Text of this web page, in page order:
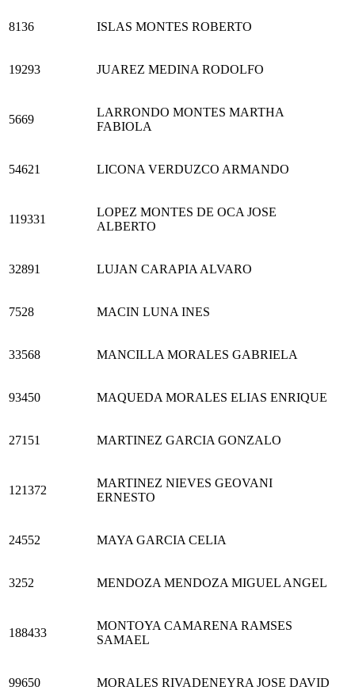
8136 ISLAS MONTES ROBERTO
19293 JUAREZ MEDINA RODOLFO
5669
LARRONDO MONTES MARTHA
FABIOLA
54621 LICONA VERDUZCO ARMANDO
119331
LOPEZ MONTES DE OCA JOSE
ALBERTO
32891 LUJAN CARAPIA ALVARO
7528 MACIN LUNA INES
33568 MANCILLA MORALES GABRIELA
93450 MAQUEDA MORALES ELIAS ENRIQUE
27151 MARTINEZ GARCIA GONZALO
121372
MARTINEZ NIEVES GEOVANI
ERNESTO
24552 MAYA GARCIA CELIA
3252 MENDOZA MENDOZA MIGUEL ANGEL
188433
MONTOYA CAMARENA RAMSES
SAMAEL
99650 MORALES RIVADENEYRA JOSE DAVID